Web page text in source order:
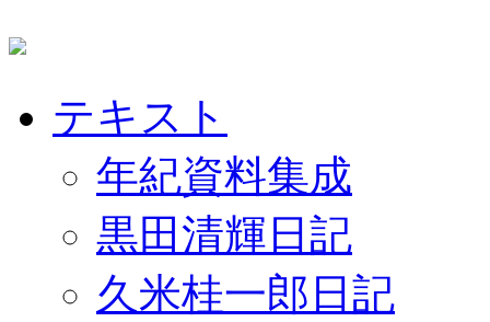
テキスト
年紀資料集成
黒田清輝日記
久米桂一郎日記